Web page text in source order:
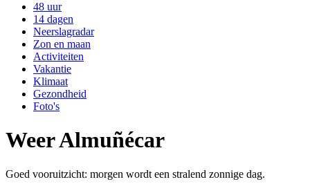
48 uur
14 dagen
Neerslagradar
Zon en maan
Activiteiten
Vakantie
Klimaat
Gezondheid
Foto's
Weer Almuñécar
Goed vooruitzicht: morgen wordt een stralend zonnige dag.